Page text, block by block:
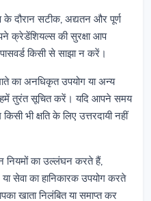
दौरान सटीक, अद्यतन और पूर्ण
क्रेडेंशियल्स की सुरक्षा आप
किसी से साझा न करें।
का अनधिकृत उपयोग या अन्य
हमें तुरंत सूचित करें। यदि आपने समय
भी क्षति के लिए उत्तरदायी नहीं
नियमों का उल्लंघन करते हैं,
सेवा का हानिकारक उपयोग करते
खाता निलंबित या समाप्त कर